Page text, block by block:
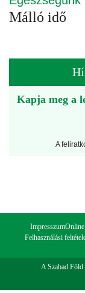
Málló idő
Kapja meg a
A
ImpresszumOnline
Felhasználási
A Szabad